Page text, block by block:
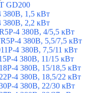
GD200
380В, 1,5 кВт
380В, 2,2 кВт
4 380В, 4/5,5 кВт
4 380В, 5,5/7,5 кВт
4 380В, 7,5/11 кВт
4 380В, 11/15 кВт
4 380В, 15/18,5 кВт
4 380В, 18,5/22 кВт
4 380В, 22/30 кВт